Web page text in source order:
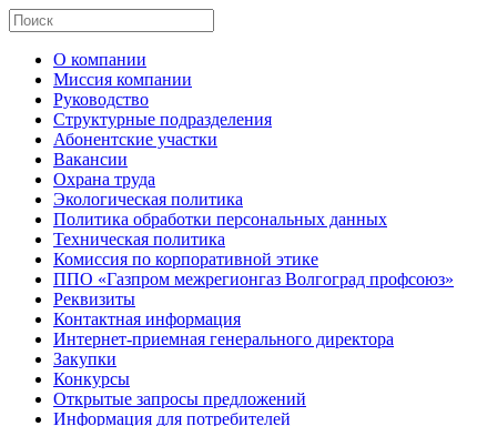
О компании
Миссия компании
Руководство
Структурные подразделения
Абонентские участки
Вакансии
Охрана труда
Экологическая политика
Политика обработки персональных данных
Техническая политика
Комиссия по корпоративной этике
ППО «Газпром межрегионгаз Волгоград профсоюз»
Реквизиты
Контактная информация
Интернет-приемная генерального директора
Закупки
Конкурсы
Открытые запросы предложений
Информация для потребителей